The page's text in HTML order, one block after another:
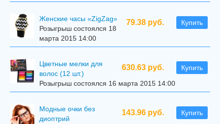
79.38 руб. Купить
Женские часы «ZigZag»
Розыгрыш состоялся 18
марта 2015 14:00
630.63 руб. Купить
Цветные мелки для
волос (12 шт.)
Розыгрыш состоялся 16 марта 2015 14:00
143.96 руб. Купить
Модные очки без
диоптрий